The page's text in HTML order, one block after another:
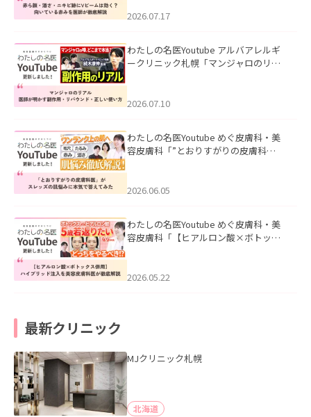
した。
2026.07.17
わたしの名医Youtube アルバアレルギ
ークリニック札幌「マンジャロのリア
た。
2026.07.10
わたしの名医Youtube めぐ皮膚科・美
容皮膚科「”とおりすがりの皮膚科
2026.06.05
わたしの名医Youtube めぐ皮膚科・美
容皮膚科「【ヒアルロン酸×ボトック
た。
2026.05.22
最新クリニック
MJクリニック札幌
北海道